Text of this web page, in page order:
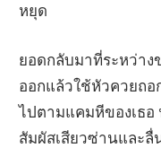
หยุด
ยอดกลับมาที่ระหว่าง
ออกแล้วใช้หัวควยถ
ไปตามแคมหีของเธอ
สัมผัสเสียวซ่านและลื่